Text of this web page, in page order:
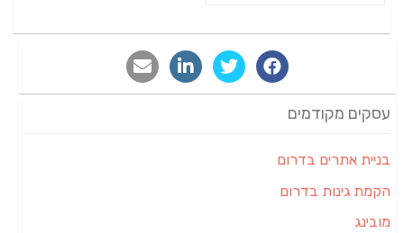
עסקים מקודמים
בניית אתרים בדרום
הקמת גינות בדרום
מובינג